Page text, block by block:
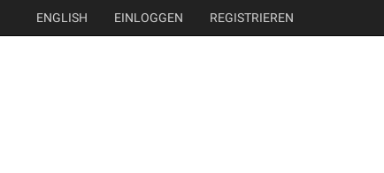
ENGLISH EINLOGGEN REGISTRIEREN